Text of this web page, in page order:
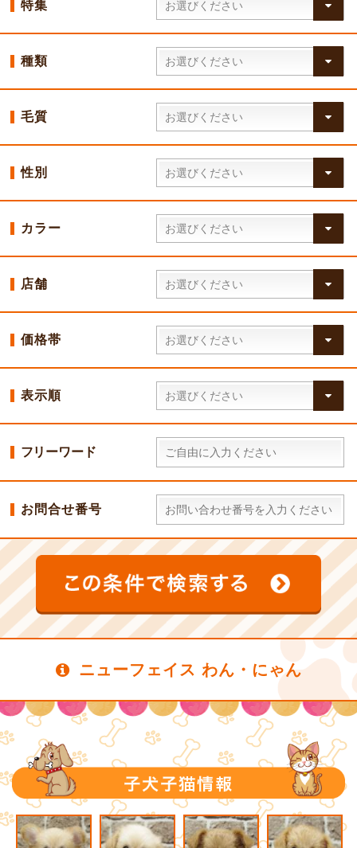
特集
種類
毛質
性別
カラー
店舗
価格帯
表示順
フリーワード
お問合せ番号
ニューフェイス わん・にゃん